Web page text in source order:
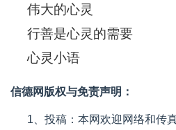
伟大的心灵
行善是心灵的需要
心灵小语
信德网版权与免责声明：
1、投稿：本网欢迎网络和传